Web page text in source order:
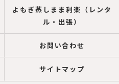
よもぎ蒸しまま利楽（レンタ
ル・出張）
お問い合わせ
サイトマップ